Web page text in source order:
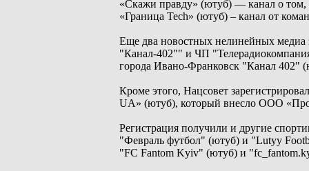
«Скажи правду» (ютуб) — канал о том,
«Граница Tech» (ютуб) – канал от
Еще два новостных нелинейных медиа
"Канал-402"" и ЧП
города Ивано-Франковск "Канал 402"
Кроме этого, Нацсовет
UA» (ютуб), который внесло ООО
Регистрация получили и другие
"Февраль футбол" (ютуб) и "Lutyy
"FC Fantom Kyiv" (ютуб) и